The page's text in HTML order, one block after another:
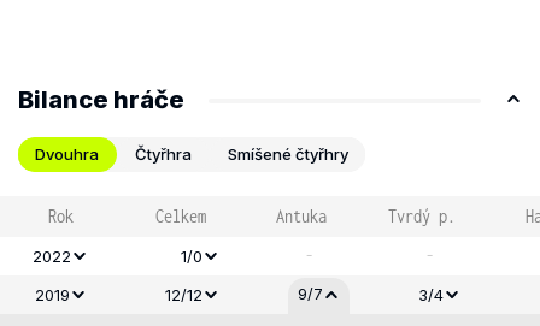
Bilance hráče
Dvouhra Čtyřhra Smíšené čtyřhry
Rok Celkem Antuka Tvrdý p.
2022 1/0 - -
2019 12/12 9/7 3/4